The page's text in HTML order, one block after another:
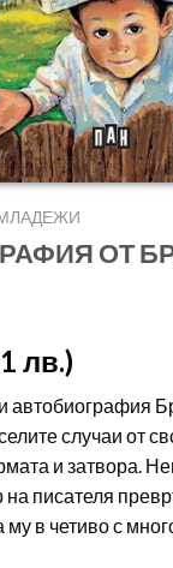
ОТ
лв.)
автобиография
случаи от
и затвора.
на писателя
в четиво с